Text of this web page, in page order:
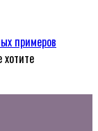
примеров